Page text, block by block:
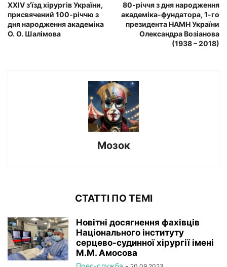
ХХІV з’їзд хірургів України,
присвячений 100-річчю з
дня народження академіка
О. О. Шалімова
80-річчя з дня народження
академіка-фундатора, 1-го
президента НАМН України
Олександра Возіанова
(1938 – 2018)
Мозок
СТАТТІ ПО ТЕМІ
Новітні досягнення фахівців
Національного інституту
серцево-судинної хірургії імeні
М.М. Амосова